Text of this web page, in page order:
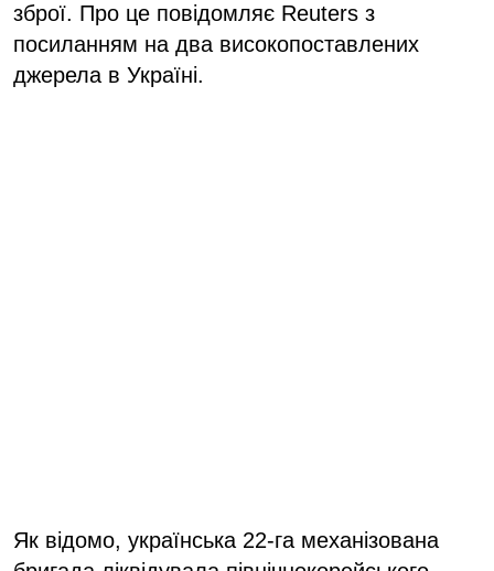
зброї. Про це повідомляє Reuters з
посиланням на два високопоставлених
джерела в Україні.
Як відомо, українська 22-га механізована